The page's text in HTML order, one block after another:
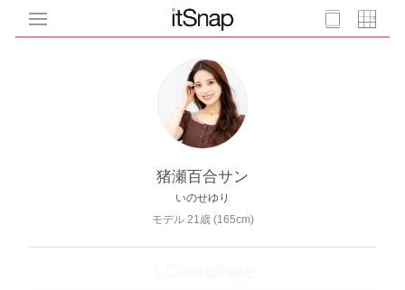
猪瀬百合サン
いのせゆり
モデル 21歳 (165cm)
1 Coordinate